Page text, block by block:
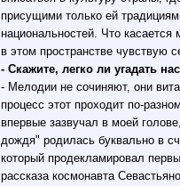
присущими только ей
национальностей. Что
в этом пространстве чувствую
- Скажите, легко ли угадать
- Мелодии не сочиняют, они
процесс этот проходит по-
впервые зазвучал в моей
дождя" родилась буквально в
который продекламировал
рассказа космонавта